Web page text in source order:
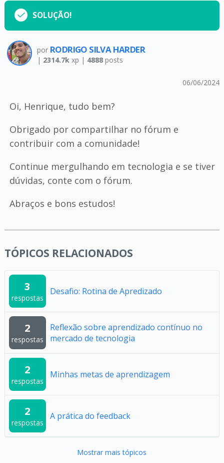
SOLUÇÃO!
por RODRIGO SILVA HARDER
| 2314.7kxp | 4888posts
06/06/2024
Oi, Henrique, tudo bem?
Obrigado por compartilhar no fórum e
contribuir com a comunidade!
Continue mergulhando em tecnologia e se tiver
dúvidas, conte com o fórum.
Abraços e bons estudos!
TÓPICOS RELACIONADOS
3
respostas
Desafio: Rotina de Apredizado
2
respostas
Reflexão sobre aprendizado contínuo no
mercado de tecnologia
2
respostas
Minhas metas de aprendizagem
2
respostas
A prática do feedback
Mostrar mais tópicos